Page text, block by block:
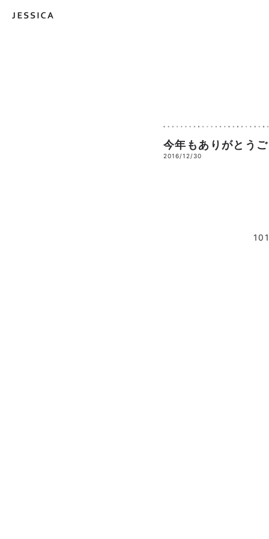
今年もありがとう
2016/12/30